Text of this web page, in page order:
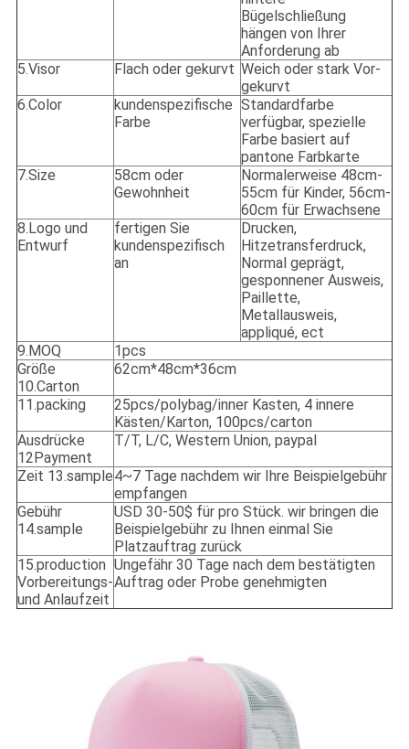
Bügelschließung
hängen von Ihrer
Anforderung ab
5.Visor
Flach oder gekurvt Weich oder stark Vor-
gekurvt
6.Color
kundenspezifische
Farbe
Standardfarbe
verfügbar, spezielle
Farbe basiert auf
pantone Farbkarte
7.Size
58cm oder
Gewohnheit
Normalerweise 48cm-
55cm für Kinder, 56cm-
60cm für Erwachsene
8.Logo und
Entwurf
fertigen Sie
kundenspezifisch
an
Drucken,
Hitzetransferdruck,
Normal geprägt,
gesponnener Ausweis,
Paillette,
Metallausweis,
appliqué, ect
9.MOQ
1pcs
Größe
10.Carton
62cm*48cm*36cm
11.packing
25pcs/polybag/inner Kasten, 4 innere
Kästen/Karton, 100pcs/carton
Ausdrücke
12Payment
T/T, L/C, Western Union, paypal
Zeit 13.sample4~7 Tage nachdem wir Ihre Beispielgebühr
empfangen
Gebühr
14.sample
USD 30-50$ für pro Stück. wir bringen die
Beispielgebühr zu Ihnen einmal Sie
Platzauftrag zurück
15.production
Vorbereitungs-
und Anlaufzeit
Ungefähr 30 Tage nach dem bestätigten
Auftrag oder Probe genehmigten